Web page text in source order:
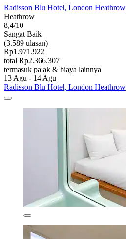
Radisson Blu Hotel, London Heathrow
Heathrow
8,4/10
Sangat Baik
(3.589 ulasan)
Rp1.971.922
total Rp2.366.307
termasuk pajak & biaya lainnya
13 Agu - 14 Agu
Radisson Blu Hotel, London Heathrow